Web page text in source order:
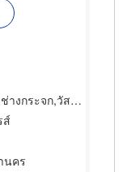
เคลือบหรือฉาบกระจก
ส์
นคร